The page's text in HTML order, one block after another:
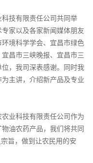
技有限责任公司共同举
家以及各家新闻媒体朋友
境科学学会、宜昌市绿色
昌市三峡晚报、宜昌市三
，我司深表感谢。同时我
主讲，介绍新产品及专业
业科技有限责任公司作为
油农药产品，我们将共同
旨，做到让农民用的安